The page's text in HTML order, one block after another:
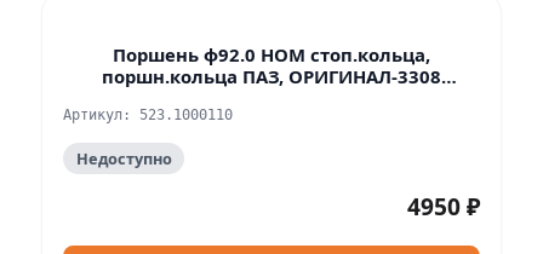
Поршень ф92.0 НОМ стоп.кольца,
поршн.кольца ПАЗ, ОРИГИНАЛ-3308
Артикул: 523.1000110
Недоступно
4950 ₽